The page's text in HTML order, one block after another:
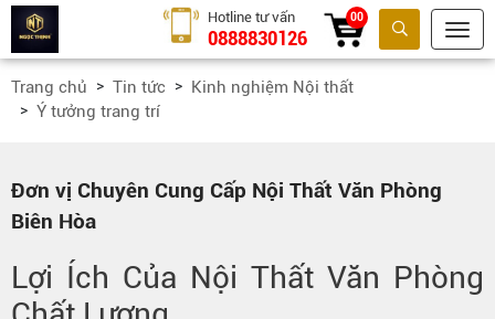
Tìm kiếm
Hotline tư vấn
0888830126
00
Trang chủ Tin tức
Kinh nghiệm Nội thất
Ý tưởng trang trí
Đơn vị Chuyên Cung Cấp Nội Thất Văn Phòng
Biên Hòa
Lợi Ích Của Nội Thất Văn Phòng